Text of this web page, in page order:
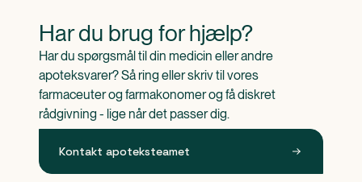
Har du brug for hjælp?
Har du spørgsmål til din medicin eller andre
apoteksvarer? Så ring eller skriv til vores
farmaceuter og farmakonomer og få diskret
rådgivning - lige når det passer dig.
Kontakt apoteksteamet